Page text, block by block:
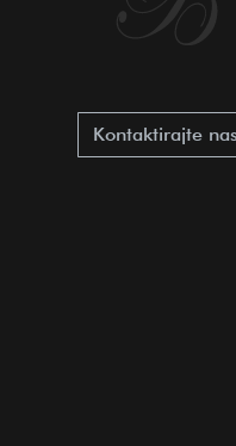
This website uses
Kontaktirajte